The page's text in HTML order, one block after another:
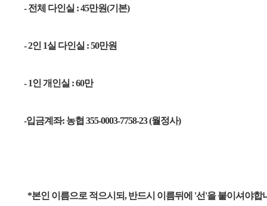
- 전체 다인실 : 45만원(기본)
- 2인 1실 다인실 : 50만원
- 1인 개인실 : 60만
-입금계좌: 농협 355-0003-7758-23 (월정사)
*본인 이름으로 적으시되, 반드시 이름뒤에 '선'을 붙이셔야합